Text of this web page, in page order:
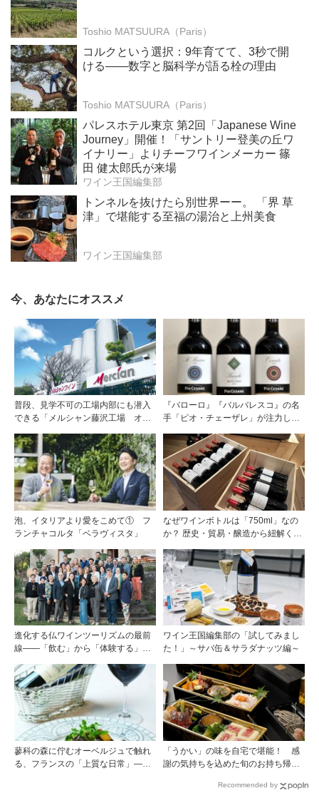
Toshio MATSUURA（Paris）
コルクという選択：9年育てて、3秒で開
ける——数字と脳科学が語る栓の理由
Toshio MATSUURA（Paris）
パレスホテル東京 第2回「Japanese Wine
Journey」開催！「サントリー登美の丘ワ
イナリー」よりチーフワインメーカー 篠
田 健太郎氏が来場
ワイン王国編集部
トンネルを抜けたら別世界ーー。 「界 草
津」で堪能する至福の湯治と上州美食
ワイン王国編集部
今、あなたにオススメ
普段、見学不可の工場内部にも潜入
できる「メルシャン藤沢工場 オン
『バローロ』『バルバレスコ』の名
手「ピオ・チェーザレ」が注力し
畑）”シリーズ！
泡、イタリアより愛をこめて① フ
ランチャコルタ「ベラヴィスタ」
なぜワインボトルは「750ml」なの
か？ 歴史・貿易・醸造から紐解く4
進化する仏ワインツーリズムの最前
線――「飲む」から「体験する」プ
フランスのドメーヌグループ組織が
描く、五感で深掘りする次世代のテ
ロワール体験
ワイン王国編集部の「試してみまし
た！」～サバ缶＆サラダナッツ編～
蓼科の森に佇むオーベルジュで触れ
る、フランスの「上質な日常」――
「うかい」の味を自宅で堪能！ 感
謝の気持ちを込めた旬のお持ち帰り
Recommended by